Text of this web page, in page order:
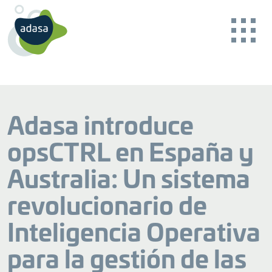
Adasa introduce
opsCTRL en España y
Australia: Un sistema
revolucionario de
Inteligencia Operativa
para la gestión de las
BACK
Nuestro propósito
Talento
BACK
Cuenca hidrográfica
Garantizar la sostenibilidad
BACK
Garantía de un agua segura
BACK
Consultoría
Asesoramiento especializado
BACK
Noticias Reader
Casos de éxito
BACK
CONTACTO